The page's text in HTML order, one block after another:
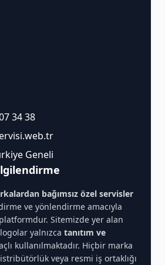
34 38
Geneli
bağımsız özel servisler
ve yönlendirme amacıyla
Sitemizde yer alan
yalnızca tanıtım ve
kullanılmaktadır. Hiçbir marka
veya resmi iş ortaklığı